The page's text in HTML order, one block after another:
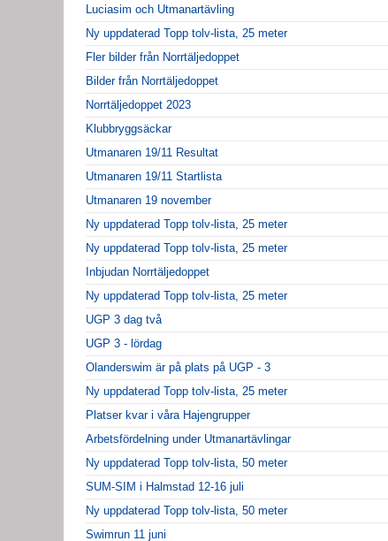
Luciasim och Utmanartävling
Ny uppdaterad Topp tolv-lista, 25 meter
Fler bilder från Norrtäljedoppet
Bilder från Norrtäljedoppet
Norrtäljedoppet 2023
Klubbryggsäckar
Utmanaren 19/11 Resultat
Utmanaren 19/11 Startlista
Utmanaren 19 november
Ny uppdaterad Topp tolv-lista, 25 meter
Ny uppdaterad Topp tolv-lista, 25 meter
Inbjudan Norrtäljedoppet
Ny uppdaterad Topp tolv-lista, 25 meter
UGP 3 dag två
UGP 3 - lördag
Olanderswim är på plats på UGP - 3
Ny uppdaterad Topp tolv-lista, 25 meter
Platser kvar i våra Hajengrupper
Arbetsfördelning under Utmanartävlingar
Ny uppdaterad Topp tolv-lista, 50 meter
SUM-SIM i Halmstad 12-16 juli
Ny uppdaterad Topp tolv-lista, 50 meter
Swimrun 11 juni